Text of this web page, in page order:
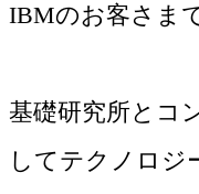
IBMのお客さま
基礎研究所とコ
してテクノロジ